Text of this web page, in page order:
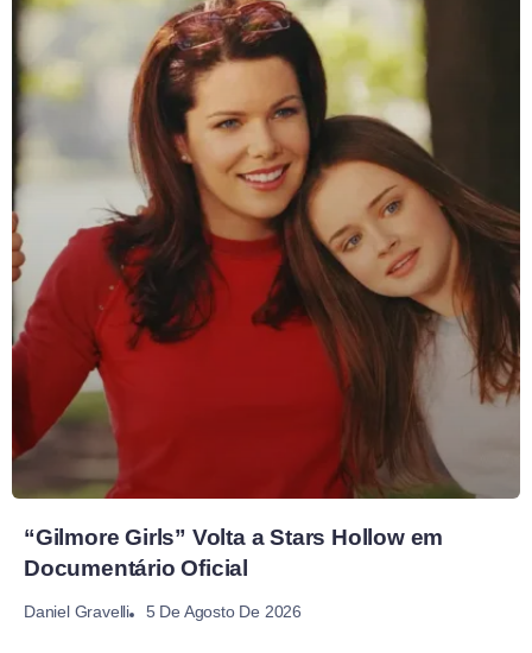
“Gilmore Girls” Volta a Stars Hollow em
Documentário Oficial
Daniel Gravelli 5 De Agosto De 2026